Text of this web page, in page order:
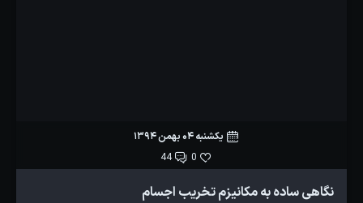
یکشنبه 04 بهمن 1394
0
44
نگاهی ساده به مکانیزم تخریب اجسام